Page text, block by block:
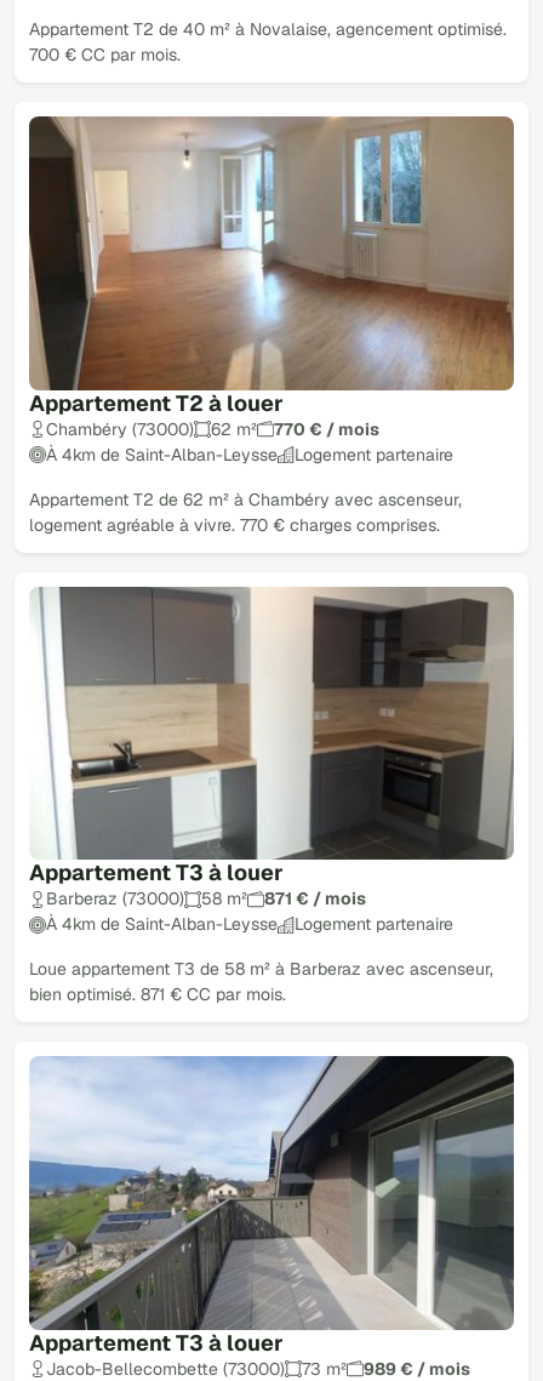
Appartement T2 de 40 m² à Novalaise, agencement optimisé.
700 € CC par mois.
Appartement T2 à louer
Chambéry (73000) 62 m²
770 € / mois
À 4km de Saint-Alban-Leysse
Logement partenaire
Appartement T2 de 62 m² à Chambéry avec ascenseur,
logement agréable à vivre. 770 € charges comprises.
Appartement T3 à louer
Barberaz (73000) 58 m²
871 € / mois
À 4km de Saint-Alban-Leysse
Logement partenaire
Loue appartement T3 de 58 m² à Barberaz avec ascenseur,
bien optimisé. 871 € CC par mois.
Appartement T3 à louer
Jacob-Bellecombette (73000) 73 m²
989 € / mois